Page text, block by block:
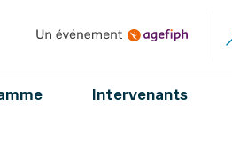
Un événement Agefiph
Intervenants